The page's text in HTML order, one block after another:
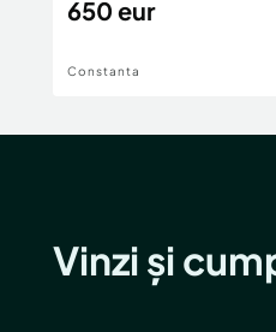
650 eur
Constanta
Vinzi și